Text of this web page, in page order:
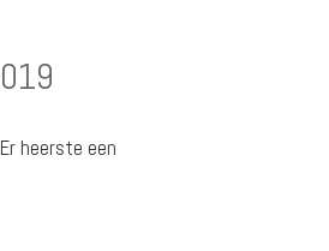
heerste een